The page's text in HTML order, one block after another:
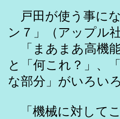
戸田が使う事に
ン７」（アップル社
「まあまあ高機
と「何これ？」、
な部分」がいろい
「機械に対して